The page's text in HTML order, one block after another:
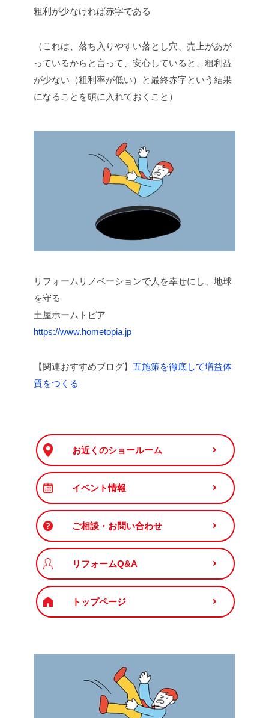
粗利が少なければ赤字である
（これは、落ち入りやすい落とし穴、売上があが
っているからと言って、安心していると、粗利益
が少ない（粗利率が低い）と最終赤字という結果
になることを頭に入れておくこと）
リフォームリノベーションで人を幸せにし、地球
を守る
土屋ホームトピア
https://www.hometopia.jp
【関連おすすめブログ】 五施策を徹底して増益体
質をつくる
お近くのショールーム
イベント情報
ご相談・お問い合わせ
リフォームQ&A
トップページ